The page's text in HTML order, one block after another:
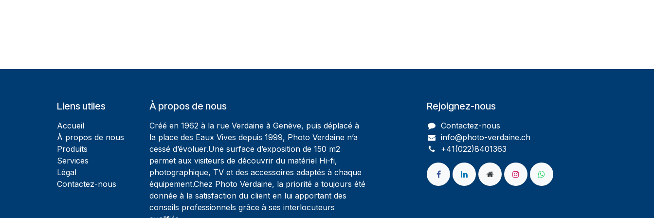
Liens utiles
Accueil
À propos de nous
Produits
Services
Légal
Contactez-nous
À propos de nous
Créé en 1962 à la rue Verdaine à Genève, puis déplacé à
la place des Eaux Vives depuis 1999, Photo Verdaine n’a
cessé d’évoluer.Une surface d’exposition de 150 m2
permet aux visiteurs de découvrir du matériel Hi-fi,
photographique, TV et des accessoires adaptés à chaque
équipement.Chez Photo Verdaine, la priorité a toujours été
donnée à la satisfaction du client en lui apportant des
conseils professionnels grâce à ses interlocuteurs
Rejoignez-nous
Contactez-nous
info@photo-verdaine.ch​
​​+41(022)8401363